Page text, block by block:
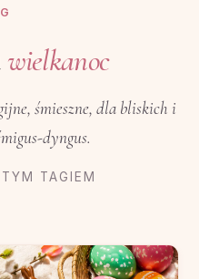
wielkanoc
śmieszne, dla bliskich i
dyngus.
TAGIEM